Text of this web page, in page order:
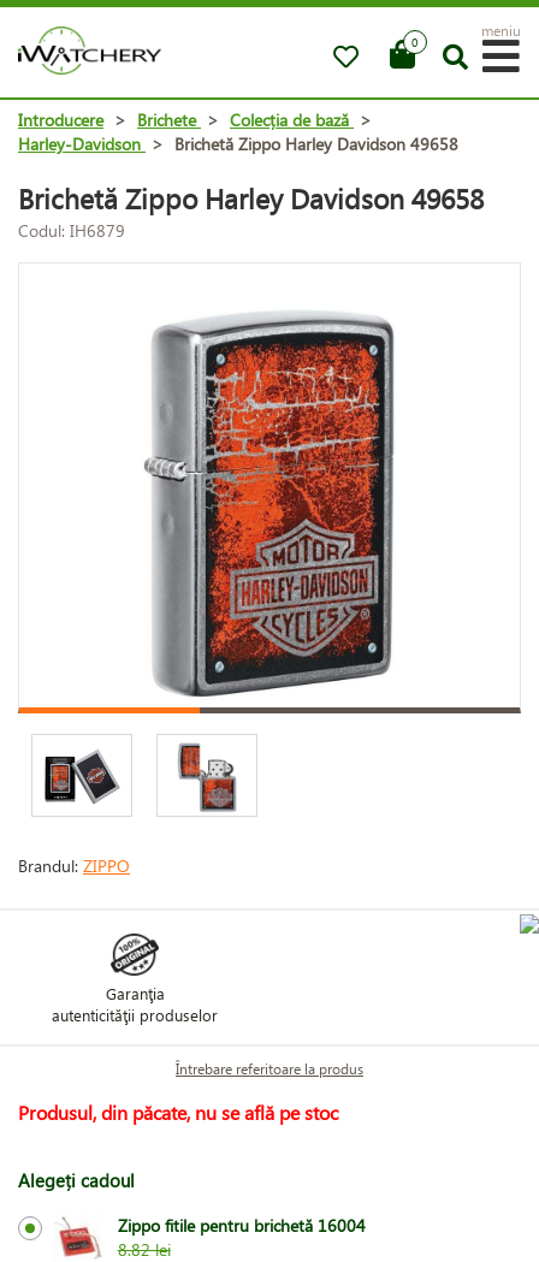
0
meniu
Introducere > Brichete > Colecția de bază >
Harley-Davidson > Brichetă Zippo Harley Davidson 49658
Brichetă Zippo Harley Davidson 49658
Codul: IH6879
Brandul: ZIPPO
Garanţia
autenticităţii produselor
Întrebare referitoare la produs
Produsul, din păcate, nu se află pe stoc
Alegeți cadoul
Zippo fitile pentru brichetă 16004
8.82 lei